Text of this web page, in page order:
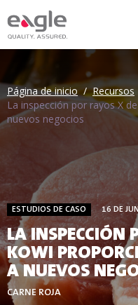
Página de inicio / Recursos
La inspección por rayos X
nuevos negocios
ESTUDIOS DE CASO 16 DE
LA INSPECCIÓN
KOWI
A NUEVOS
CARNE ROJA